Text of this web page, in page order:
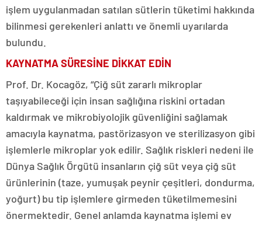
işlem uygulanmadan satılan sütlerin tüketimi hakkında
bilinmesi gerekenleri anlattı ve önemli uyarılarda
bulundu.
KAYNATMA SÜRESİNE DİKKAT EDİN
Prof. Dr. Kocagöz, “Çiğ süt zararlı mikroplar
taşıyabileceği için insan sağlığına riskini ortadan
kaldırmak ve mikrobiyolojik güvenliğini sağlamak
amacıyla kaynatma, pastörizasyon ve sterilizasyon gibi
işlemlerle mikroplar yok edilir. Sağlık riskleri nedeni ile
Dünya Sağlık Örgütü insanların çiğ süt veya çiğ süt
ürünlerinin (taze, yumuşak peynir çeşitleri, dondurma,
yoğurt) bu tip işlemlere girmeden tüketilmemesini
önermektedir. Genel anlamda kaynatma işlemi ev